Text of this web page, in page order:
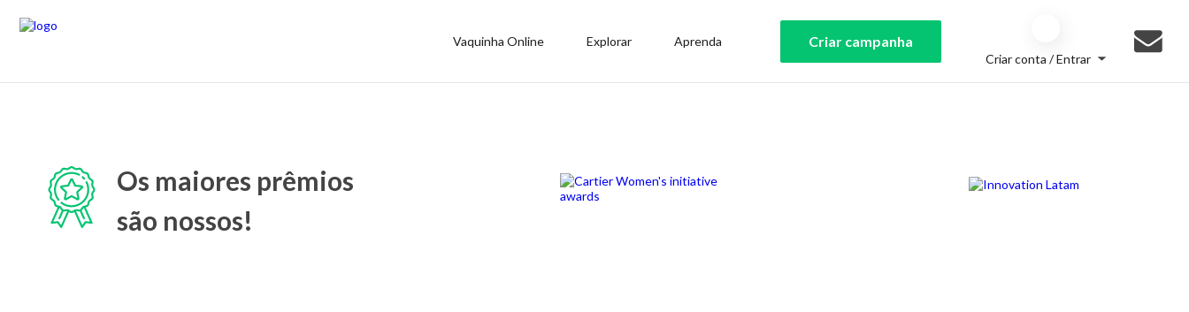
Vaquinha Online Explorar Aprenda Criar campanha
Criar conta / Entrar
Os maiores prêmios
são nossos!